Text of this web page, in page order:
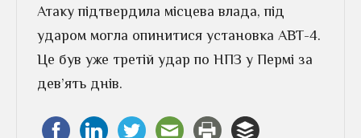
Атаку підтвердила місцева влада, під
ударом могла опинитися установка АВТ-4.
Це був уже третій удар по НПЗ у Пермі за
дев’ять днів.